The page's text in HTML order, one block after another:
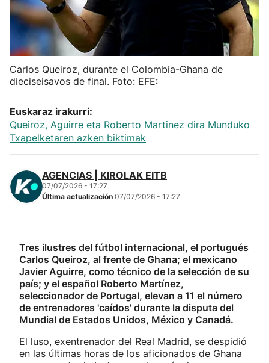
Carlos Queiroz, durante el Colombia-Ghana de
dieciseisavos de final. Foto: EFE:
Euskaraz irakurri:
Queiroz, Aguirre eta Roberto Martinez dira Munduko
Txapelketaren azken biktimak
AGENCIAS | KIROLAK EITB
07/07/2026 - 17:27
Última actualización 07/07/2026 - 17:27
Tres ilustres del fútbol internacional, el portugués
Carlos Queiroz, al frente de Ghana; el mexicano
Javier Aguirre, como técnico de la selección de su
país; y el español Roberto Martínez,
seleccionador de Portugal, elevan a 11 el número
de entrenadores 'caídos' durante la disputa del
Mundial de Estados Unidos, México y Canadá.
El luso, exentrenador del Real Madrid, se despidió
en las últimas horas de los aficionados de Ghana